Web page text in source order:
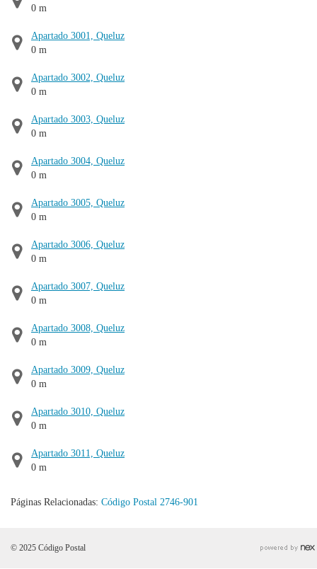
0 m
Apartado 3001, Queluz
0 m
Apartado 3002, Queluz
0 m
Apartado 3003, Queluz
0 m
Apartado 3004, Queluz
0 m
Apartado 3005, Queluz
0 m
Apartado 3006, Queluz
0 m
Apartado 3007, Queluz
0 m
Apartado 3008, Queluz
0 m
Apartado 3009, Queluz
0 m
Apartado 3010, Queluz
0 m
Apartado 3011, Queluz
0 m
Páginas Relacionadas: Código Postal 2746-901
© 2025 Código Postal